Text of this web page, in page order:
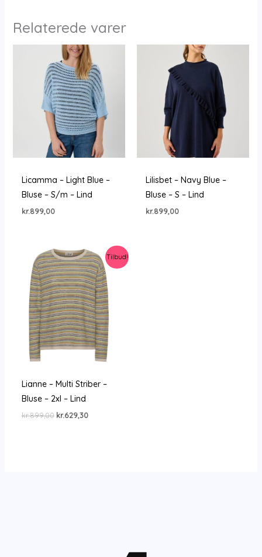
Relaterede varer
Licamma – Light Blue –
Bluse – S/m – Lind
kr.899,00
Lilisbet – Navy Blue –
Bluse – S – Lind
kr.899,00
Tilbud!
Lianne – Multi Striber –
Bluse – 2xl – Lind
kr.899,00 Den
kr.629,30Den